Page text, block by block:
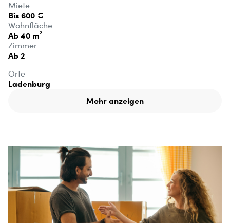
Miete
Bis 600 €
Wohnfläche
Ab 40 m²
Zimmer
Ab 2
Orte
Ladenburg
Mehr anzeigen